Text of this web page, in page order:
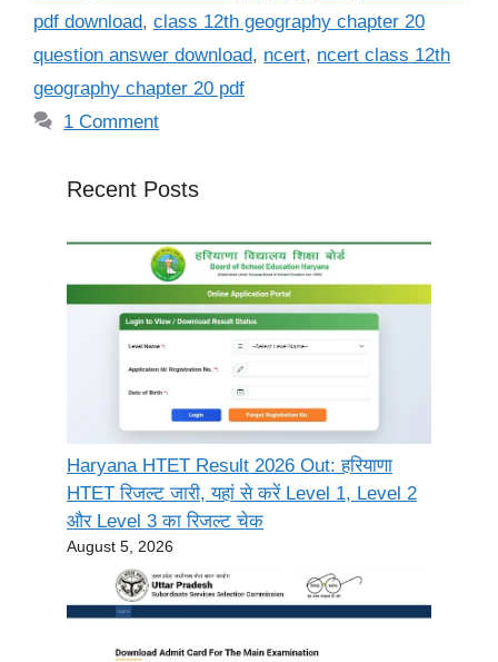
pdf download, class 12th geography chapter 20
question answer download, ncert, ncert class 12th
geography chapter 20 pdf
1 Comment
Recent Posts
Haryana HTET Result 2026 Out: हरियाणा
HTET रिजल्ट जारी, यहां से करें Level 1, Level 2
और Level 3 का रिजल्ट चेक
August 5, 2026